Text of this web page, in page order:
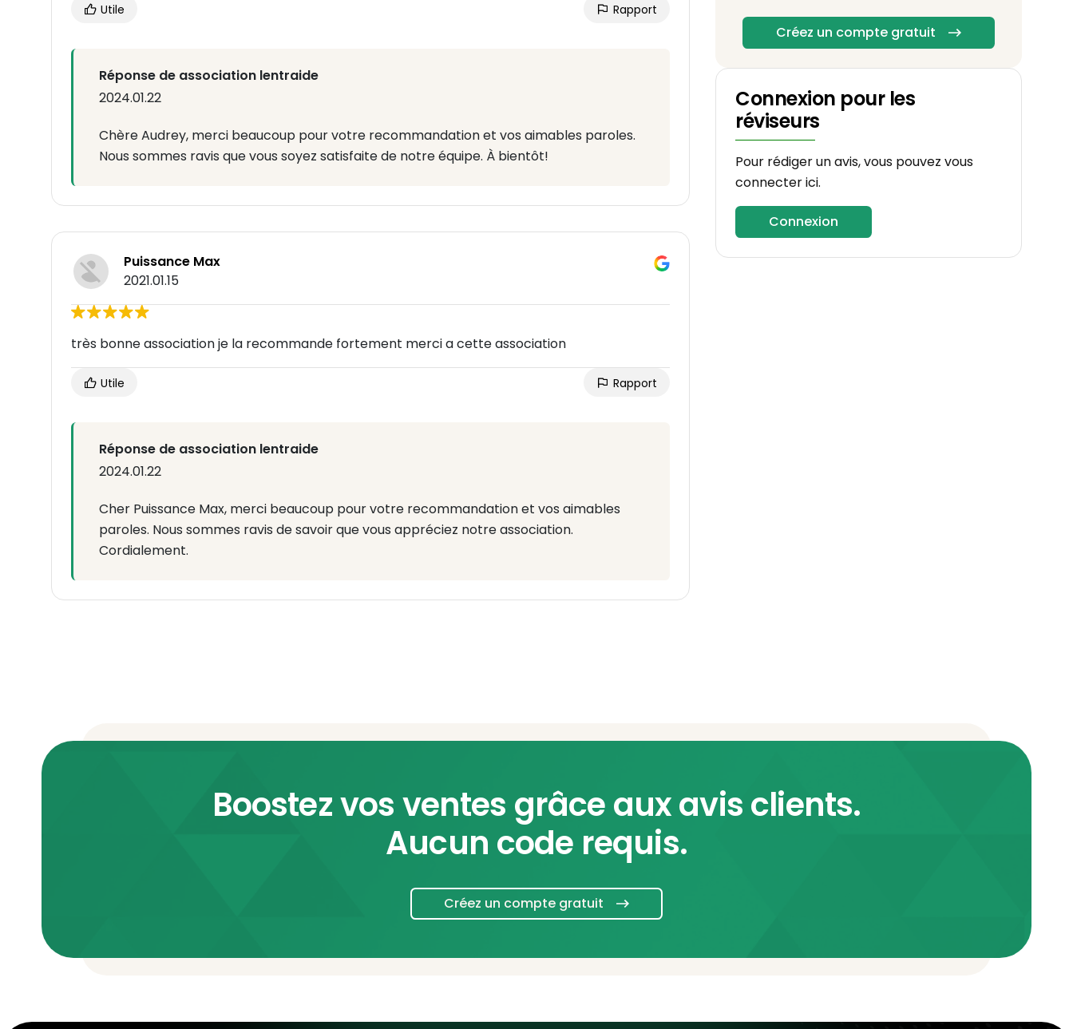
Utile Rapport
Réponse de association lentraide
2024.01.22
Chère Audrey, merci beaucoup pour votre recommandation et vos aimables paroles.
Nous sommes ravis que vous soyez satisfaite de notre équipe. À bientôt!
Puissance Max
2021.01.15
très bonne association je la recommande fortement merci a cette association
Utile Rapport
Réponse de association lentraide
2024.01.22
Cher Puissance Max, merci beaucoup pour votre recommandation et vos aimables
paroles. Nous sommes ravis de savoir que vous appréciez notre association.
Cordialement.
Créez un compte gratuit
Connexion pour les
réviseurs
Pour rédiger un avis, vous pouvez vous
connecter ici.
Connexion
Boostez vos ventes grâce aux avis clients.
Aucun code requis.
Créez un compte gratuit